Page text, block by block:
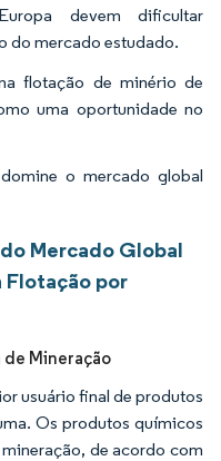
devem dificultar
do mercado estudado.
flotação de minério de
uma oportunidade no
o mercado global
Mercado Global
Flotação por
Mineração
usuário final de produtos
Os produtos químicos
de acordo com